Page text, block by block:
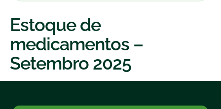
Estoque de
medicamentos –
Setembro 2025